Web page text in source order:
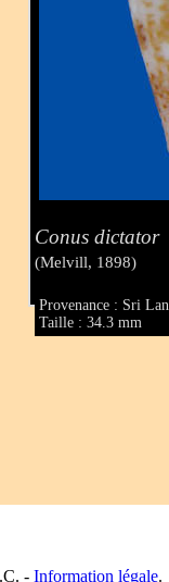
Conus dictator
(Melvill, 1898)
Provenance : Sri
Taille : 34.3 mm
- Information légale.